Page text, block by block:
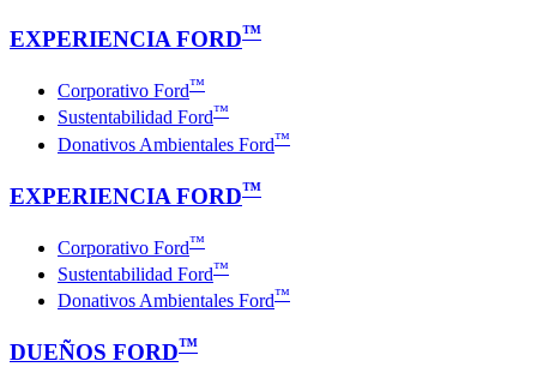
EXPERIENCIA FORD™
Corporativo Ford™
Sustentabilidad Ford™
Donativos Ambientales Ford™
EXPERIENCIA FORD™
Corporativo Ford™
Sustentabilidad Ford™
Donativos Ambientales Ford™
DUEÑOS FORD™